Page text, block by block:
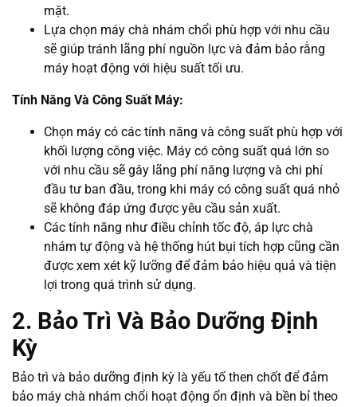
mặt.
Lựa chọn máy chà nhám chổi phù hợp với nhu cầu
sẽ giúp tránh lãng phí nguồn lực và đảm bảo rằng
máy hoạt động với hiệu suất tối ưu.
Tính Năng Và Công Suất Máy:
Chọn máy có các tính năng và công suất phù hợp với
khối lượng công việc. Máy có công suất quá lớn so
với nhu cầu sẽ gây lãng phí năng lượng và chi phí
đầu tư ban đầu, trong khi máy có công suất quá nhỏ
sẽ không đáp ứng được yêu cầu sản xuất.
Các tính năng như điều chỉnh tốc độ, áp lực chà
nhám tự động và hệ thống hút bụi tích hợp cũng cần
được xem xét kỹ lưỡng để đảm bảo hiệu quả và tiện
lợi trong quá trình sử dụng.
2. Bảo Trì Và Bảo Dưỡng Định
Kỳ
Bảo trì và bảo dưỡng định kỳ là yếu tố then chốt để đảm
bảo máy chà nhám chổi hoạt động ổn định và bền bỉ theo